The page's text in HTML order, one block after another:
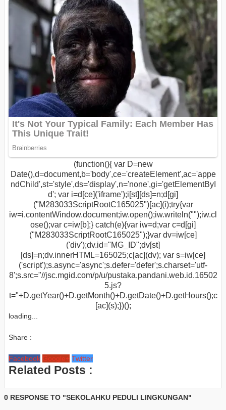
(function(){ var D=new
Date(),d=document,b='body',ce='createElement',ac='appe
ndChild',st='style',ds='display',n='none',gi='getElementByI
d'; var i=d[ce]('iframe');i[st][ds]=n;d[gi]
("M283033ScriptRootC165025")[ac](i);try{var
iw=i.contentWindow.document;iw.open();iw.writeln("");iw.cl
ose();var c=iw[b];} catch(e){var iw=d;var c=d[gi]
("M283033ScriptRootC165025");}var dv=iw[ce]
('div');dv.id="MG_ID";dv[st]
[ds]=n;dv.innerHTML=165025;c[ac](dv); var s=iw[ce]
('script');s.async='async';s.defer='defer';s.charset='utf-
8';s.src="//jsc.mgid.com/p/u/pustaka.pandani.web.id.16502
5.js?
t="+D.getYear()+D.getMonth()+D.getDate()+D.getHours();c
[ac](s);})();
loading...
Share :
Facebook Google+ Twitter
Related Posts :
0 RESPONSE TO "SEKOLAHKU PEDULI LINGKUNGAN"